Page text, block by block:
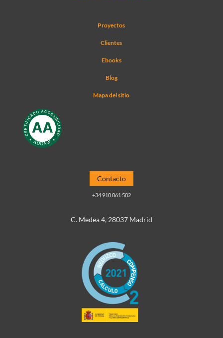
Proyectos
Clientes
Ebooks
Blog
Mapa del sitio
Contacto
+34 910 061 582
C. Medea 4, 28037 Madrid